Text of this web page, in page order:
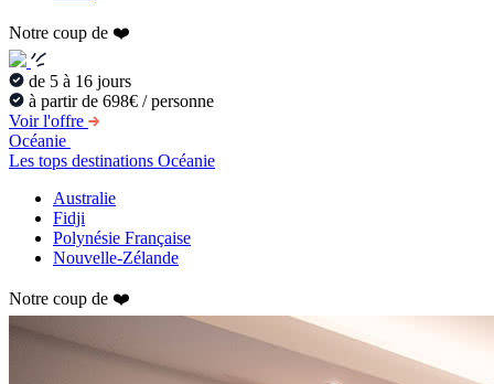
Notre coup de ❤️
de 5 à 16 jours
à partir de 698€ / personne
Voir l'offre
Océanie
Les tops destinations Océanie
Australie
Fidji
Polynésie Française
Nouvelle-Zélande
Notre coup de ❤️